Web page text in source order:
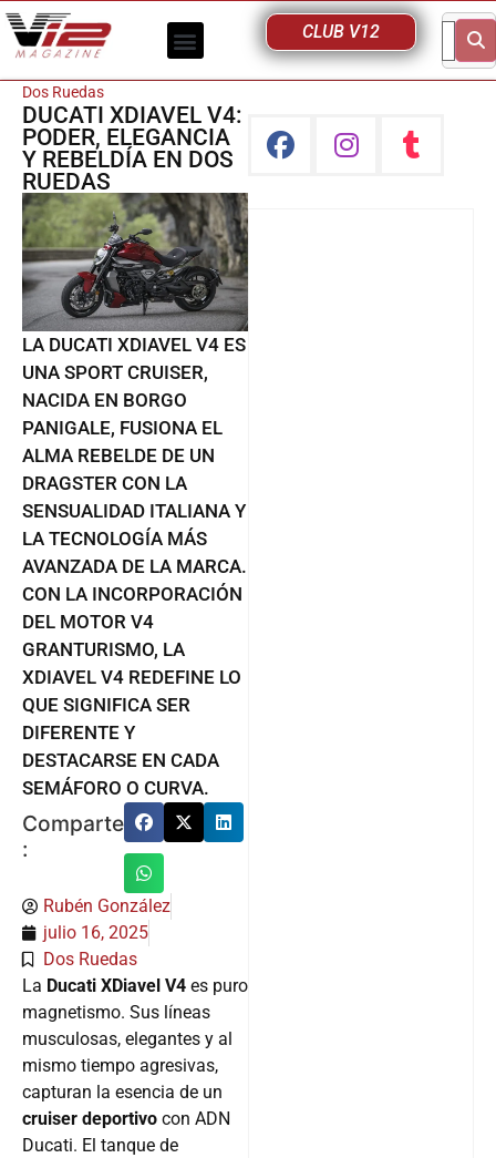
CLUB V12
Dos Ruedas
DUCATI XDIAVEL V4:
PODER, ELEGANCIA
Y REBELDÍA EN DOS
RUEDAS
LA DUCATI XDIAVEL V4 ES
UNA SPORT CRUISER,
NACIDA EN BORGO
PANIGALE, FUSIONA EL
ALMA REBELDE DE UN
DRAGSTER CON LA
SENSUALIDAD ITALIANA Y
LA TECNOLOGÍA MÁS
AVANZADA DE LA MARCA.
CON LA INCORPORACIÓN
DEL MOTOR V4
GRANTURISMO, LA
XDIAVEL V4 REDEFINE LO
QUE SIGNIFICA SER
DIFERENTE Y
DESTACARSE EN CADA
SEMÁFORO O CURVA.
Comparte
:
Rubén González
julio 16, 2025
Dos Ruedas
La Ducati XDiavel V4 es puro
magnetismo. Sus líneas
musculosas, elegantes y al
mismo tiempo agresivas,
capturan la esencia de un
cruiser deportivo con ADN
Ducati. El tanque de